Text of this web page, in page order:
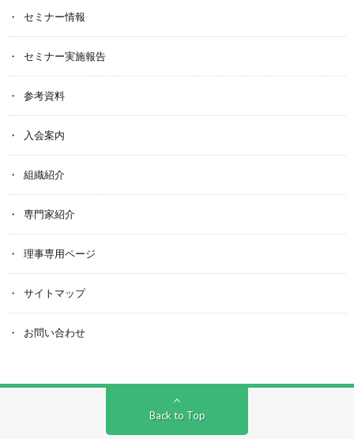
セミナー情報
セミナー実施報告
参考資料
入会案内
組織紹介
専門家紹介
理事専用ページ
サイトマップ
お問い合わせ
Back to Top